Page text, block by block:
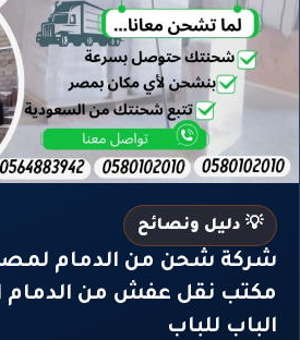
💡 دليل ونصائح
مكتب نقل عفش من الدمام
الباب للباب